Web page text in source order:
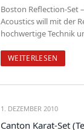
Boston Reflection-Set
Acoustics will mit der
hochwertige Technik
WEITERLESEN
1. DEZEMBER 2010
Canton Karat-Set